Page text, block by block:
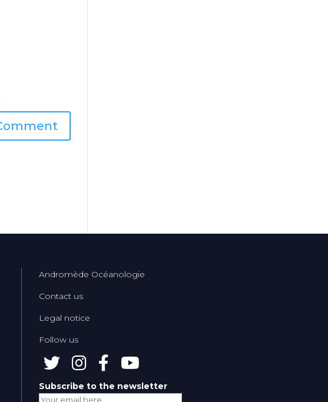
Andromède Océanologie
Contact us
Legal notice
Follow us
Subscribe to the newsletter